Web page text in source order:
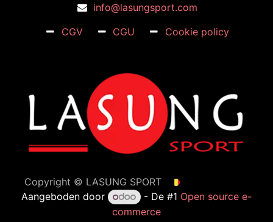
info@lasungsport.com
CGV
CGU Cookie policy
Copyright © LASUNG SPORT
Aangeboden door - De #1 Open source e-
commerce